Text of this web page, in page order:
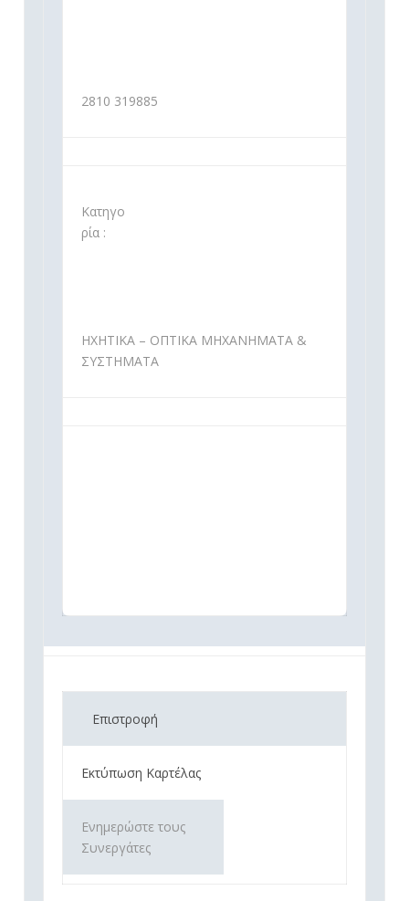
2810 319885
Κατηγο
ρία :
ΗΧΗΤΙΚΑ – ΟΠΤΙΚΑ ΜΗΧΑΝΗΜΑΤΑ &
ΣΥΣΤΗΜΑΤΑ
Επιστροφή
Εκτύπωση Καρτέλας
Ενημερώστε τους
Συνεργάτες